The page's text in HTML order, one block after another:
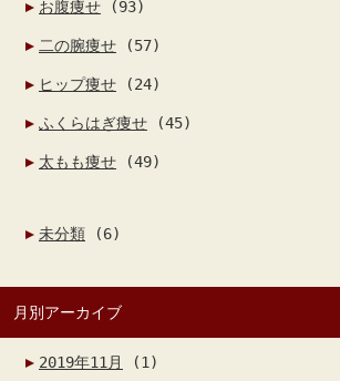
お腹痩せ (93)
二の腕痩せ (57)
ヒップ痩せ (24)
ふくらはぎ痩せ (45)
太もも痩せ (49)
未分類 (6)
月別アーカイブ
2019年11月 (1)